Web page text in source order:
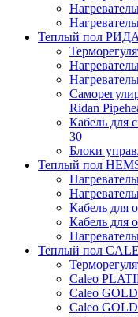
Теплый пол
Ridan
Кабель для
30
Блоки
Теплый пол
Кабель для
Кабель для
Теплый пол
Caleo
Caleo
Caleo